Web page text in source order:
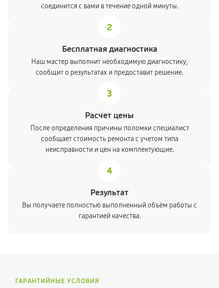
соединится с вами в течение одной минуты.
2
Бесплатная диагностика
Наш мастер выполнит необходимую диагностику,
сообщит о результатах и предоставит решение.
3
Расчет цены
После определения причины поломки специалист
сообщает стоимость ремонта с учетом типа
неисправности и цен на комплектующие.
4
Результат
Вы получаете полностью выполненный объём работы с
гарантией качества.
ГАРАНТИЙНЫЕ УСЛОВИЯ